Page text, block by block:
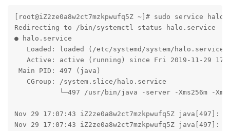
[root@iZ2ze0a8w2ct7mzkpwufq5Z ~]# sudo service halo
Redirecting to /bin/systemctl status halo.service
● halo.service
Loaded: loaded (/etc/systemd/system/
Active: active (running) since Fri 2019-11-29
Main PID: 497 (java)
   CGroup: /system.slice/halo.service
└─497 /usr/bin/java -server -Xms256m -
Nov 29 17:07:43 iZ2ze0a8w2ct7mzkpwufq5Z
Nov 29 17:07:43 iZ2ze0a8w2ct7mzkpwufq5Z